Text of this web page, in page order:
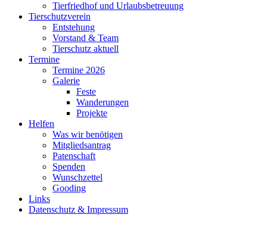
Tierfriedhof und Urlaubsbetreuung
Tierschutzverein
Entstehung
Vorstand & Team
Tierschutz aktuell
Termine
Termine 2026
Galerie
Feste
Wanderungen
Projekte
Helfen
Was wir benötigen
Mitgliedsantrag
Patenschaft
Spenden
Wunschzettel
Gooding
Links
Datenschutz & Impressum